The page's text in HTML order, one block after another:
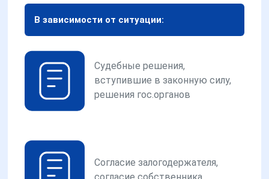
В зависимости от ситуации:
Судебные решения,
вступившие в законную силу,
решения гос.органов
Согласие залогодержателя,